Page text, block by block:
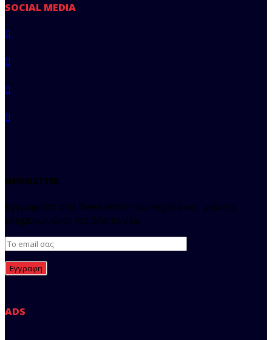
SOCIAL MEDIA
NEWSLETTER
Εγγραφείτε στο Newsletter του regista και μείνετε
ενημερωμένοι για όλα τα νέα.
ADS